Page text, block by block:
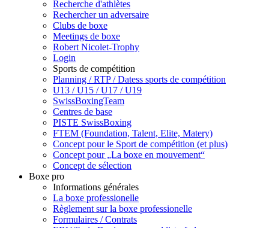
Recherche d'athlètes
Rechercher un adversaire
Clubs de boxe
Meetings de boxe
Robert Nicolet-Trophy
Login
Sports de compétition
Planning / RTP / Datess sports de compétition
U13 / U15 / U17 / U19
SwissBoxingTeam
Centres de base
PISTE SwissBoxing
FTEM (Foundation, Talent, Elite, Matery)
Concept pour le Sport de compétition (et plus)
Concept pour „La boxe en mouvement“
Concept de sélection
Boxe pro
Informations générales
La boxe professionelle
Règlement sur la boxe professionelle
Formulaires / Contrats